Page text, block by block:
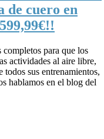
de cuero en
para que los
actividades al aire libre,
sus entrenamientos,
hablamos en el blog del